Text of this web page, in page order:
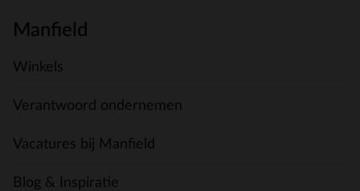
Manfield
Winkels
Verantwoord ondernemen
Vacatures bij Manfield
Blog & Inspiratie